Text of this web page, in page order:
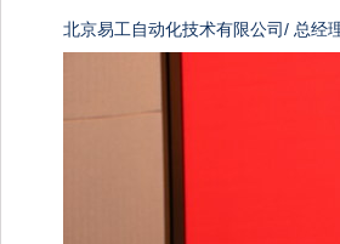
北京易工自动化技术有限公司/ 总经